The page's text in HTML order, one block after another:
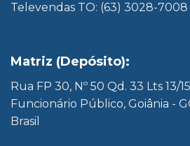
Televendas TO: (63) 3028-7008
Matriz (Depósito):
Rua FP 30, Nº 50 Qd. 33 Lts 13/
Funcionário Público, Goiânia -
Brasil